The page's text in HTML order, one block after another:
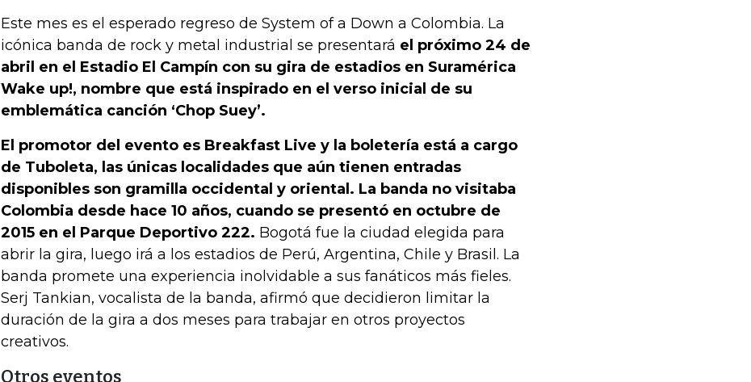
Este mes es el esperado regreso de System of a Down a Colombia. La
icónica banda de rock y metal industrial se presentará el próximo 24 de
abril en el Estadio El Campín con su gira de estadios en Suramérica
Wake up!, nombre que está inspirado en el verso inicial de su
emblemática canción ‘Chop Suey’.
El promotor del evento es Breakfast Live y la boletería está a cargo
de Tuboleta, las únicas localidades que aún tienen entradas
disponibles son gramilla occidental y oriental. La banda no visitaba
Colombia desde hace 10 años, cuando se presentó en octubre de
2015 en el Parque Deportivo 222. Bogotá fue la ciudad elegida para
abrir la gira, luego irá a los estadios de Perú, Argentina, Chile y Brasil. La
banda promete una experiencia inolvidable a sus fanáticos más fieles.
Serj Tankian, vocalista de la banda, afirmó que decidieron limitar la
duración de la gira a dos meses para trabajar en otros proyectos
creativos.
Otros eventos